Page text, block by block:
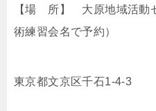
【場 所】 大原地域活動
術練習会名で予約）
東京都文京区千石1-4-3